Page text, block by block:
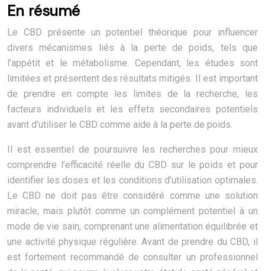
En résumé
Le CBD présente un potentiel théorique pour influencer
divers mécanismes liés à la perte de poids, tels que
l’appétit et le métabolisme. Cependant, les études sont
limitées et présentent des résultats mitigés. Il est important
de prendre en compte les limites de la recherche, les
facteurs individuels et les effets secondaires potentiels
avant d’utiliser le CBD comme aide à la perte de poids.
Il est essentiel de poursuivre les recherches pour mieux
comprendre l’efficacité réelle du CBD sur le poids et pour
identifier les doses et les conditions d’utilisation optimales.
Le CBD ne doit pas être considéré comme une solution
miracle, mais plutôt comme un complément potentiel à un
mode de vie sain, comprenant une alimentation équilibrée et
une activité physique régulière. Avant de prendre du CBD, il
est fortement recommandé de consulter un professionnel